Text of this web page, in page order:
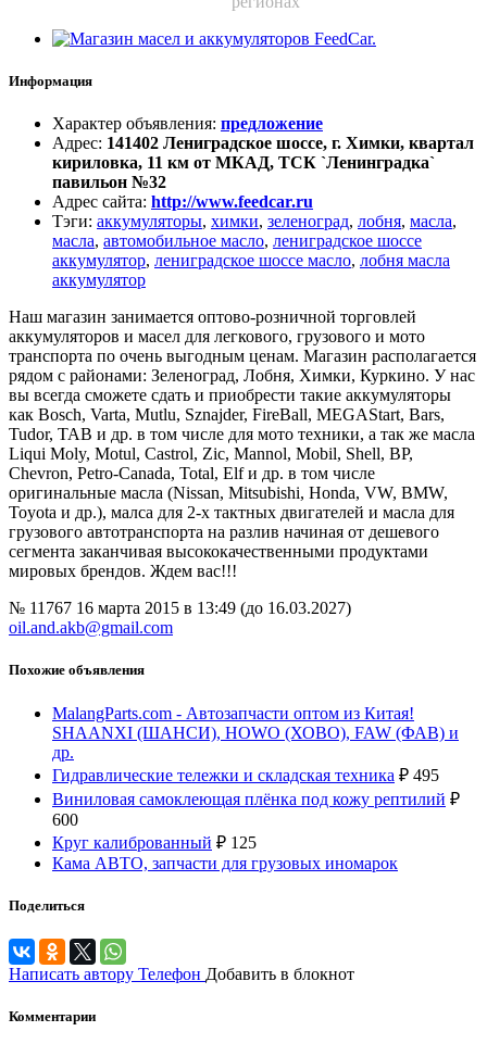
Информация
Характер объявления: предложение
Адрес: 141402 Лениградское шоссе, г. Химки, квартал
кириловка, 11 км от МКАД, ТСК `Ленинградка`
павильон №32
Адрес сайта: http://www.feedcar.ru
Тэги: аккумуляторы, химки, зеленоград, лобня, масла,
масла, автомобильное масло, лениградское шоссе
аккумулятор, лениградское шоссе масло, лобня масла
аккумулятор
Наш магазин занимается оптово-розничной торговлей
аккумуляторов и масел для легкового, грузового и мото
транспорта по очень выгодным ценам. Магазин располагается
рядом с районами: Зеленоград, Лобня, Химки, Куркино. У нас
вы всегда сможете сдать и приобрести такие аккумуляторы
как Bosch, Varta, Mutlu, Sznajder, FireBall, MEGAStart, Bars,
Tudor, TAB и др. в том числе для мото техники, а так же масла
Liqui Moly, Motul, Castrol, Zic, Mannol, Mobil, Shell, BP,
Chevron, Petro-Сanada, Total, Elf и др. в том числе
оригинальные масла (Nissan, Mitsubishi, Honda, VW, BMW,
Toyota и др.), малса для 2-х тактных двигателей и масла для
грузового автотранспорта на разлив начиная от дешевого
сегмента заканчивая высококачественными продуктами
мировых брендов. Ждем вас!!!
№ 11767 16 марта 2015 в 13:49 (до 16.03.2027)
oil.and.akb@gmail.com
Похожие объявления
MalangParts.com - Автозапчасти оптом из Китая!
SHAANXI (ШАНСИ), HOWO (ХОВО), FAW (ФАВ) и
др.
Гидравлические тележки и складская техника ₽ 495
Виниловая самоклеющая плёнка под кожу рептилий ₽
600
Круг калиброванный ₽ 125
Кама АВТО, запчасти для грузовых иномарок
Поделиться
Написать автору Телефон Добавить в блокнот
Комментарии